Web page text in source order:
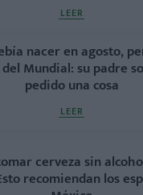
LEER
nacer en agosto,
Mundial: su padre
pedido una cosa
LEER
cerveza sin
recomiendan los